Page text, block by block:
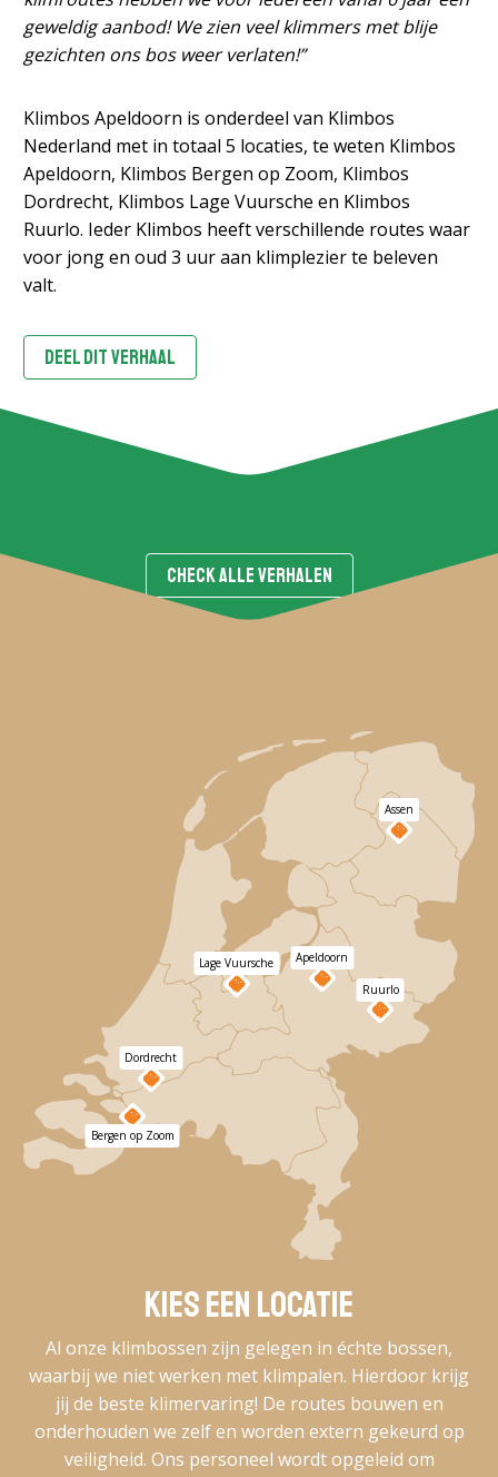
geweldig aanbod! We zien veel klimmers met blije
gezichten ons bos weer verlaten!”
Klimbos Apeldoorn is onderdeel van Klimbos
Nederland met in totaal 5 locaties, te weten Klimbos
Apeldoorn, Klimbos Bergen op Zoom, Klimbos
Dordrecht, Klimbos Lage Vuursche en Klimbos
Ruurlo. Ieder Klimbos heeft verschillende routes waar
voor jong en oud 3 uur aan klimplezier te beleven
valt.
DEEL DIT VERHAAL
CHECK ALLE VERHALEN
Kies een locatie
Al onze klimbossen zijn gelegen in échte bossen,
waarbij we niet werken met klimpalen. Hierdoor krijg
jij de beste klimervaring! De routes bouwen en
onderhouden we zelf en worden extern gekeurd op
veiligheid. Ons personeel wordt opgeleid om
Assen
Dordrecht
Bergen op Zoom
Apeldoorn
Lage Vuursche
Ruurlo